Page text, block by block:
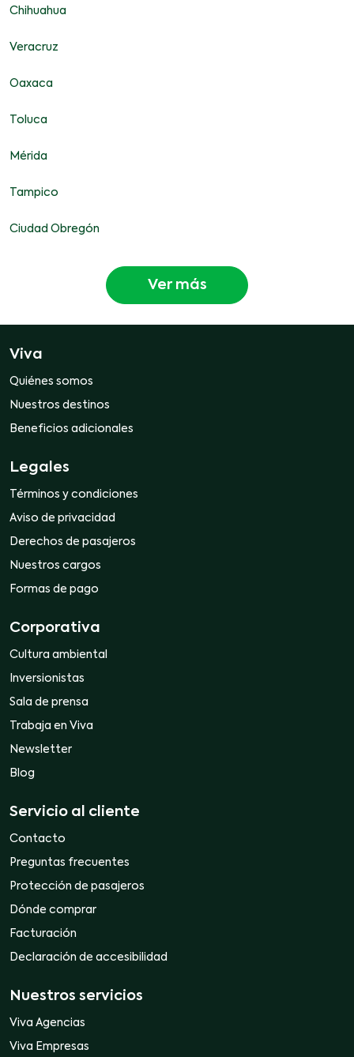
Chihuahua
Veracruz
Oaxaca
Toluca
Mérida
Tampico
Ciudad Obregón
Ver más
Viva
Quiénes somos
Nuestros destinos
Beneficios adicionales
Legales
Términos y condiciones
Aviso de privacidad
Derechos de pasajeros
Nuestros cargos
Formas de pago
Corporativa
Cultura ambiental
Inversionistas
Sala de prensa
Trabaja en Viva
Newsletter
Blog
Servicio al cliente
Contacto
Preguntas frecuentes
Protección de pasajeros
Dónde comprar
Facturación
Declaración de accesibilidad
Nuestros servicios
Viva Agencias
Viva Empresas